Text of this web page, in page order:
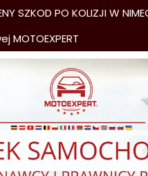
PO KOLIZJI W